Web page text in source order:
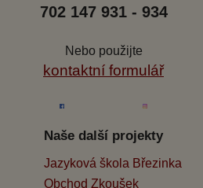
702 147 931 - 934
Nebo použijte
kontaktní formulář
Naše další projekty
Jazyková škola Březinka
Obchod Zkoušek